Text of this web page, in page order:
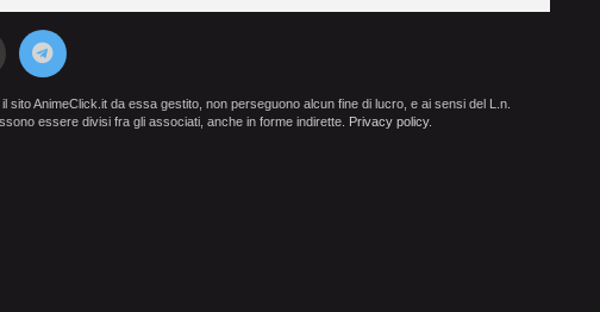
AnimeClick.it da essa gestito, non perseguono alcun fine di lucro, e ai sensi del L.n.
essere divisi fra gli associati, anche in forme indirette. Privacy policy.